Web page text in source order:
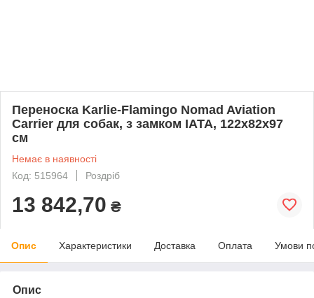
Переноска Karlie-Flamingo Nomad Aviation
Carrier для собак, з замком IATA, 122x82x97
см
Немає в наявності
Код: 515964
Роздріб
13 842,70 ₴
Опис Характеристики Доставка Оплата Умови
Опис